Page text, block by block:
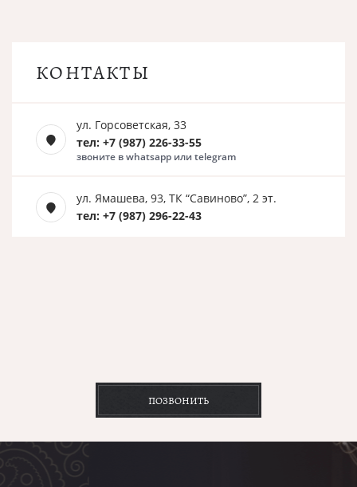
КОНТАКТЫ
ул. Горсоветская, 33
тел: +7 (987) 226-33-55
звоните в whatsapp или telegram
ул. Ямашева, 93, ТК “Савиново”, 2 эт.
тел: +7 (987) 296-22-43
ПОЗВОНИТЬ